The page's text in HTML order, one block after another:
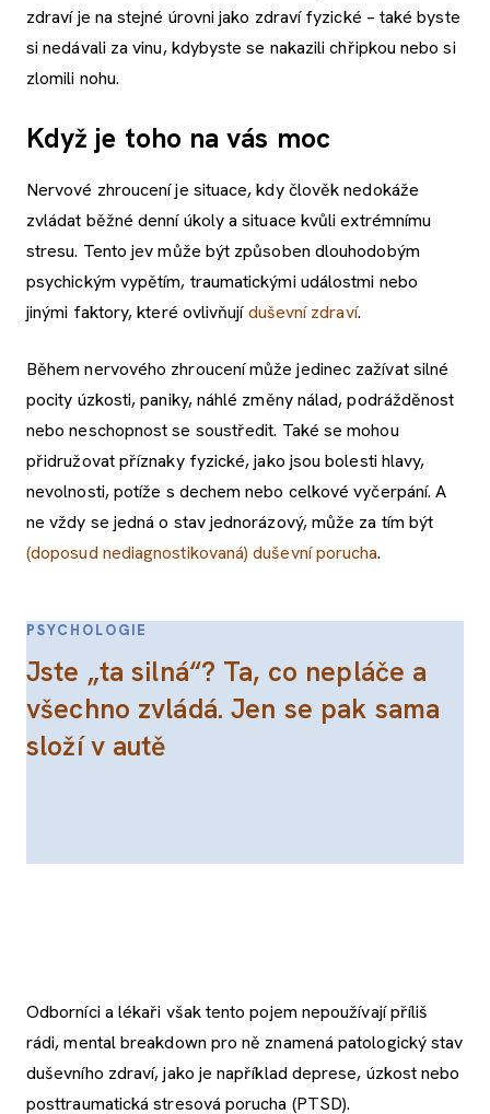
zdraví je na stejné úrovni jako zdraví fyzické – také byste
si nedávali za vinu, kdybyste se nakazili chřipkou nebo si
zlomili nohu.
Když je toho na vás moc
Nervové zhroucení je situace, kdy člověk nedokáže
zvládat běžné denní úkoly a situace kvůli extrémnímu
stresu. Tento jev může být způsoben dlouhodobým
psychickým vypětím, traumatickými událostmi nebo
jinými faktory, které ovlivňujíduševní zdraví.
Během nervového zhroucení může jedinec zažívat silné
pocity úzkosti, paniky, náhlé změny nálad, podrážděnost
nebo neschopnost se soustředit. Také se mohou
přidružovat příznaky fyzické, jako jsou bolesti hlavy,
nevolnosti, potíže s dechem nebo celkové vyčerpání. A
ne vždy se jedná o stav jednorázový, může za tím být
(doposud nediagnostikovaná) duševní porucha.
PSYCHOLOGIE
Jste „ta silná“? Ta, co nepláče a
všechno zvládá. Jen se pak sama
složí v autě
Odborníci a lékaři však tento pojem nepoužívají příliš
rádi, mental breakdown pro ně znamená patologický stav
duševního zdraví, jako je například deprese, úzkost nebo
posttraumatická stresová porucha (PTSD).